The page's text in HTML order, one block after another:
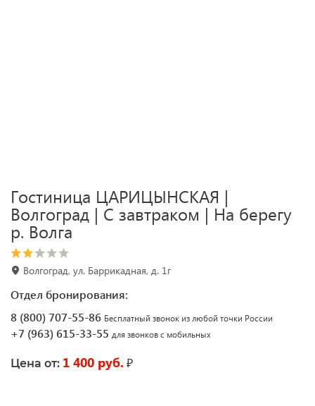
Гостиница ЦАРИЦЫНСКАЯ |
Волгоград | С завтраком | На берегу
р. Волга
Волгоград, ул. Баррикадная, д. 1г
Отдел бронирования:
8 (800) 707-55-86 Бесплатный звонок из любой точки России
+7 (963) 615-33-55 для звонков с мобильных
Цена от: 1 400 руб. ₽